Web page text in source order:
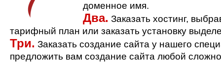
доменное имя.
Два. Заказать хостинг,
тарифный план или заказать установку
Три. Заказать создание сайта у нашего
предложить вам создание сайта любой